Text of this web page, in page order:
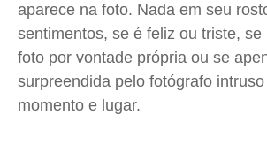
Economia
Cultura
Colunas
Caetano Roque
Economia
Cultura
Colunas
Caetano Roque
Economia
Cultura
Colunas
Caetano Roque
Economia
Cultura
Colunas
Caetano Roque
aparece na foto. Nada em seu
sentimentos, se é feliz ou triste, se
foto por vontade própria ou se
surpreendida pelo fotógrafo
momento e lugar.